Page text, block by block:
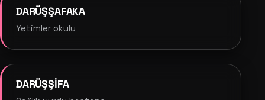
DARÜŞŞAFAKA
Yetimler okulu
DARÜŞŞİFA